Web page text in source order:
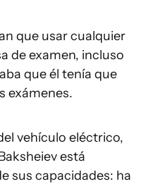
que usar cualquier
de examen, incluso
que él tenía que
exámenes.
vehículo eléctrico,
está
sus capacidades: ha